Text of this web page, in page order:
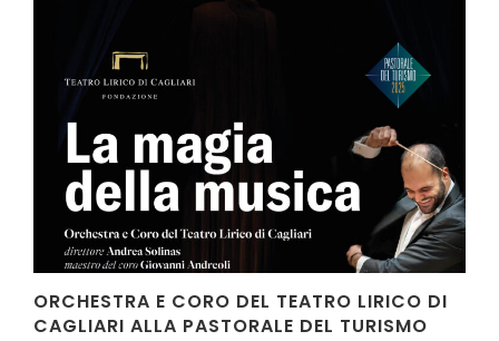
ORCHESTRA E CORO DEL TEATRO LIRICO DI
CAGLIARI ALLA PASTORALE DEL TURISMO